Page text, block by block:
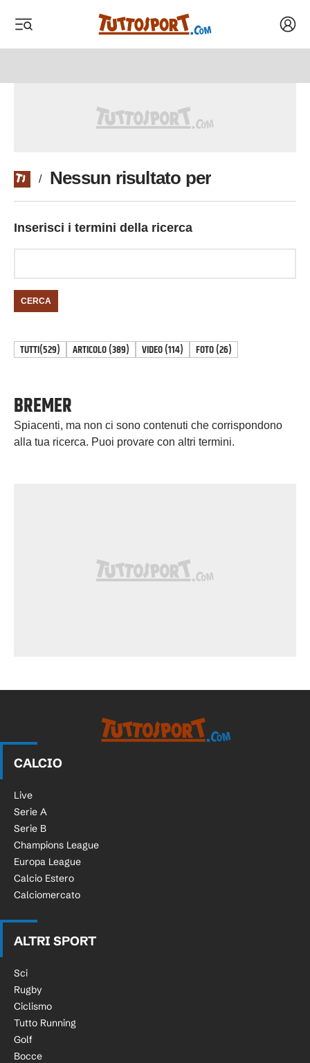
/ Nessun risultato per
Inserisci i termini della ricerca
CERCA
TUTTI(529) ARTICOLO(389) VIDEO(114) FOTO(26)
BREMER
Spiacenti, ma non ci sono contenuti che corrispondono
alla tua ricerca. Puoi provare con altri termini.
CALCIO
Live
Serie A
Serie B
Champions League
Europa League
Calcio Estero
Calciomercato
ALTRI SPORT
Sci
Rugby
Ciclismo
Tutto Running
Golf
Bocce